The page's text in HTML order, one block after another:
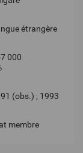
étrangère
000
(obs.) ; 1993
membre